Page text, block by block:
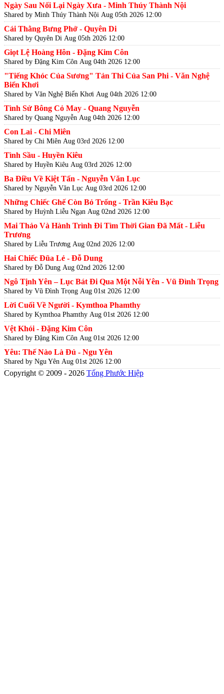
Ngày Sau Nối Lại Ngày Xưa - Minh Thúy Thành Nội
Shared by Minh Thúy Thành Nội Aug 05th 2026 12:00
Cái Thằng Bưng Phở - Quyên Di
Shared by Quyên Di Aug 05th 2026 12:00
Giọt Lệ Hoàng Hôn - Đặng Kim Côn
Shared by Đặng Kim Côn Aug 04th 2026 12:00
"Tiếng Khóc Của Sương" Tản Thi Của San Phi - Văn Nghệ
Biển Khơi
Shared by Văn Nghệ Biển Khơi Aug 04th 2026 12:00
Tình Sử Bông Cỏ May - Quang Nguyễn
Shared by Quang Nguyễn Aug 04th 2026 12:00
Con Lai - Chi Miên
Shared by Chi Miên Aug 03rd 2026 12:00
Tình Sầu - Huyền Kiêu
Shared by Huyền Kiêu Aug 03rd 2026 12:00
Ba Điều Về Kiệt Tấn - Nguyễn Văn Lục
Shared by Nguyễn Văn Lục Aug 03rd 2026 12:00
Những Chiếc Ghế Còn Bỏ Trống - Trần Kiêu Bạc
Shared by Huỳnh Liễu Ngạn Aug 02nd 2026 12:00
Mai Thảo Và Hành Trình Đi Tìm Thời Gian Đã Mất - Liễu
Trương
Shared by Liễu Trương Aug 02nd 2026 12:00
Hai Chiếc Đũa Lẻ - Đỗ Dung
Shared by Đỗ Dung Aug 02nd 2026 12:00
Ngô Tịnh Yên – Lục Bát Đi Qua Một Nỗi Yên - Vũ Đình Trọng
Shared by Vũ Đình Trọng Aug 01st 2026 12:00
Lời Cuối Về Người - Kymthoa Phamthy
Shared by Kymthoa Phamthy Aug 01st 2026 12:00
Vệt Khói - Đặng Kim Côn
Shared by Đặng Kim Côn Aug 01st 2026 12:00
Yêu: Thế Nào Là Đủ - Ngu Yên
Shared by Ngu Yên Aug 01st 2026 12:00
Copyright © 2009 - 2026 Tống Phước Hiệp